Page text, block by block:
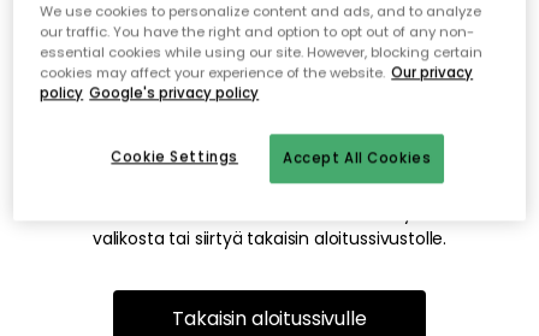
Emme valitettavasti löydä
etsimääsi sivua
Tämä voi johtua siitä, että sivua ei enää ole tai siitä, että se
on siirretty muualle. Pahoittelemme tästä mahdollisesti
valikosta tai siirtyä takaisin aloitussivustolle.
Takaisin aloitussivulle
We use cookies to personalize content and ads, and to analyze
our traffic. You have the right and option to opt out of any non-
essential cookies while using our site. However, blocking certain
cookies may affect your experience of the website. Our privacy
policy Google's privacy policy
Accept All Cookies
Cookie Settings